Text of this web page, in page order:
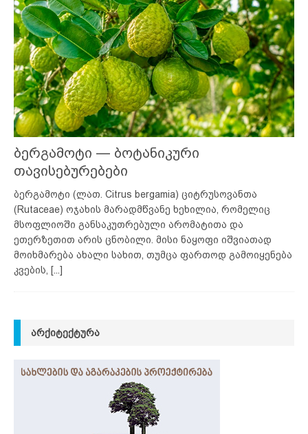
ბერგამოტი — ბოტანიკური
თავისებურებები
ბერგამოტი (ლათ. Citrus bergamia) ციტრუსოვანთა
(Rutaceae) ოჯახის მარადმწვანე ხეხილია, რომელიც
მსოფლიოში განსაკუთრებული არომატითა და
ეთერზეთით არის ცნობილი. მისი ნაყოფი იშვიათად
მოიხმარება ახალი სახით, თუმცა ფართოდ გამოიყენება
კვების,
[...]
ᲐᲠᲥᲘᲢᲔᲥᲢᲣᲠᲐ